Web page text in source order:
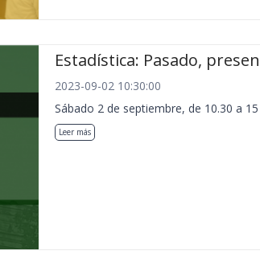
Estadística: Pasado,
2023-09-02 10:30:00
Sábado 2 de septiembre, de 10.30 a
Leer más